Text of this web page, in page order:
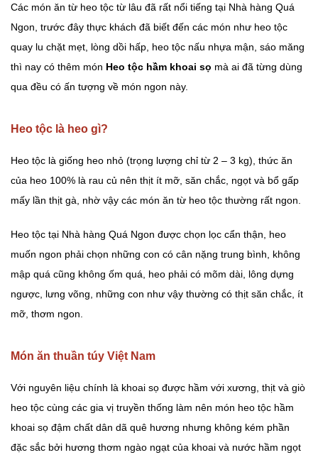
Các món ăn từ heo tộc từ lâu đã rất nổi tiếng tại Nhà hàng Quá
Ngon, trước đây thực khách đã biết đến các món như heo tộc
quay lu chặt mẹt, lòng dồi hấp, heo tộc nấu nhựa mận, sáo măng
thì nay có thêm món Heo tộc hầm khoai sọ mà ai đã từng dùng
qua đều có ấn tượng về món ngon này.
Heo tộc là heo gì?
Heo tộc là giống heo nhỏ (trọng lượng chỉ từ 2 – 3 kg), thức ăn
của heo 100% là rau củ nên thịt ít mỡ, săn chắc, ngọt và bổ gấp
mấy lần thịt gà, nhờ vậy các món ăn từ heo tộc thường rất ngon.
Heo tộc tại Nhà hàng Quá Ngon được chọn lọc cẩn thận, heo
muốn ngon phải chọn những con có cân nặng trung bình, không
mập quá cũng không ốm quá, heo phải có mõm dài, lông dựng
ngược, lưng võng, những con như vậy thường có thịt săn chắc, ít
mỡ, thơm ngon.
Món ăn thuần túy Việt Nam
Với nguyên liệu chính là khoai sọ được hầm với xương, thịt và giò
heo tộc cùng các gia vị truyền thống làm nên món heo tộc hầm
khoai sọ đậm chất dân dã quê hương nhưng không kém phần
đặc sắc bởi hương thơm ngào ngạt của khoai và nước hầm ngọt